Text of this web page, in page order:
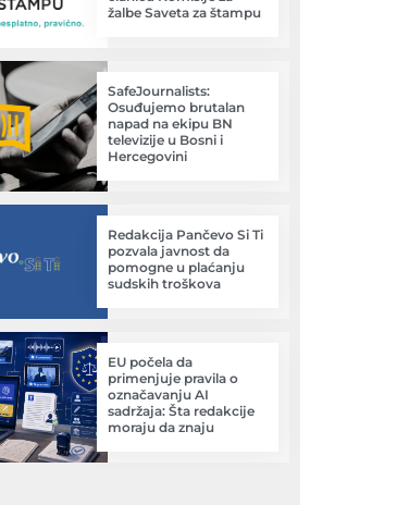
žalbe Saveta za štampu
SafeJournalists:
Osuđujemo brutalan
napad na ekipu BN
televizije u Bosni i
Hercegovini
Redakcija Pančevo Si Ti
pozvala javnost da
pomogne u plaćanju
sudskih troškova
EU počela da
primenjuje pravila o
označavanju AI
sadržaja: Šta redakcije
moraju da znaju